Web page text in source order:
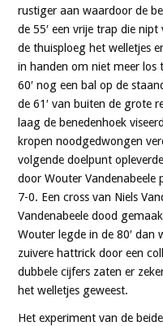
rustiger aan waardoor de
de 55′ een vrije trap die
de thuisploeg het welletjes
in handen om niet meer los
60′ nog een bal op de
de 61′ van buiten de grote
laag de benedenhoek
kropen noodgedwongen
volgende doelpunt
door Wouter Vandenabeele
7-0. Een cross van Niels
Vandenabeele dood
Wouter legde in de 80′ dan
zuivere hattrick door een
dubbele cijfers zaten er
het welletjes geweest.
Het experiment van de